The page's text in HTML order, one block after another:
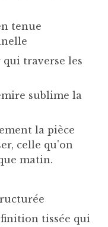
tenue
traverse les
sublime la
la pièce
celle qu'on
matin.
tissée qui